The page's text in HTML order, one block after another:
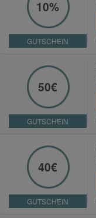
10%
GUTSCHEIN
50€
GUTSCHEIN
40€
GUTSCHEIN